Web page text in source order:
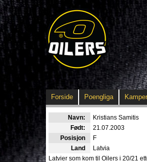
Forside Poengliga Kamper
Navn: Kristians Samitis
Født:
21.07.2003
Posisjon
F
Land
Latvia
Latvier som kom til Oilers i 20/21